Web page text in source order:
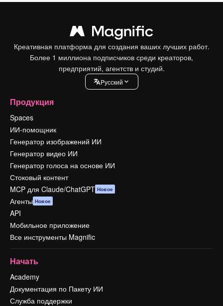
Креативная платформа для создания ваших лучших работ.
Более 1 миллиона подписчиков среди креаторов,
предприятий, агентств и студий.
Pусский
Продукция
Spaces
ИИ-помощник
Генератор изображений ИИ
Генератор видео ИИ
Генератор голоса на основе ИИ
Стоковый контент
MCP для Claude/ChatGPT Новое
Агенты Новое
API
Мобильное приложение
Все инструменты Magnific
Начать
Academy
Документация по Пакету ИИ
Служба поддержки